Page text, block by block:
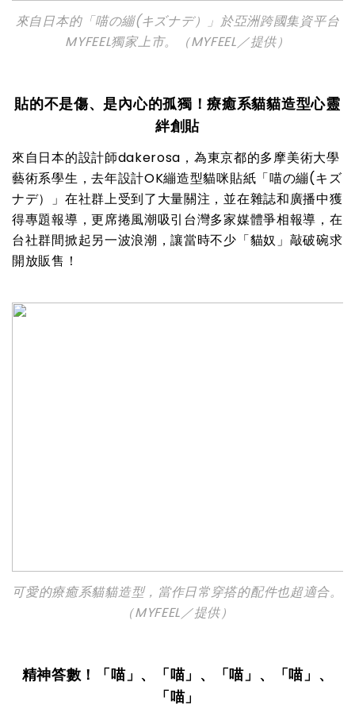
來自日本的「喵の繃(キズナデ）」於亞洲跨國集資平台
MYFEEL獨家上市。（MYFEEL／提供）
貼的不是傷、是內心的孤獨！療癒系貓貓造型心靈
絆創貼
來自日本的設計師dakerosa，為東京都的多摩美術大學
藝術系學生，去年設計OK繃造型貓咪貼紙「喵の繃(キズ
ナデ）」在社群上受到了大量關注，並在雜誌和廣播中獲
得專題報導，更席捲風潮吸引台灣多家媒體爭相報導，在
台社群間掀起另一波浪潮，讓當時不少「貓奴」敲破碗求
開放販售！
可愛的療癒系貓貓造型，當作日常穿搭的配件也超適合。
（MYFEEL／提供）
精神答數！「喵」、「喵」、「喵」、「喵」、
「喵」